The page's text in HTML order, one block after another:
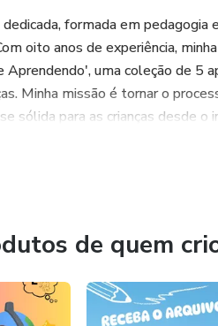
PALAVRAS e deve ser
apoio e orientação de um
necessitará de auxílio para
carinho, para ser um
utilizado por pais e
formada em pedagogia
oito anos de experiência,
Aprendendo', uma coleção de 5
Minha missão é tornar o
sólida para as crianças desde o
de quem